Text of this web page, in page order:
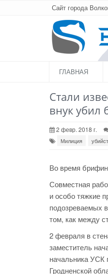
Сайт города
ГЛАВНАЯ
Стали
внук убил
2 февр. 2018 г.
Милиция
Во время
Совместная
и особо тяжкие
подозреваемых
том, как между
2 февраля в
заместитель
начальника УСК
Гродненской